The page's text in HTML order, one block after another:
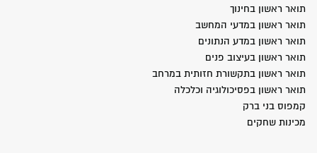
תואר ראשון בחינוך
תואר ראשון במדעי המחשב
תואר ראשון במדע הנתונים
תואר ראשון בעיצוב פנים
תואר ראשון בתקשורת חזותית במרחב
תואר ראשון בפסיכולוגיה וכלכלה
קמפוס בני ברק
מכינות שחקים